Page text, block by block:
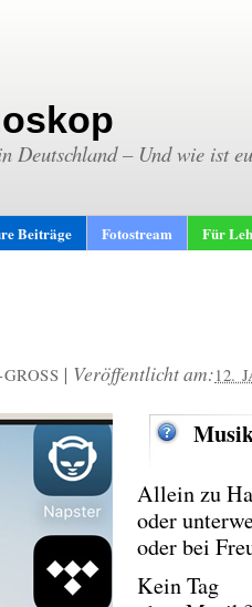
Deutschland – Und wie ist
Beiträge Fotostream Für
| Veröffentlicht am:12.
Allein zu
oder
oder bei
Kein Tag